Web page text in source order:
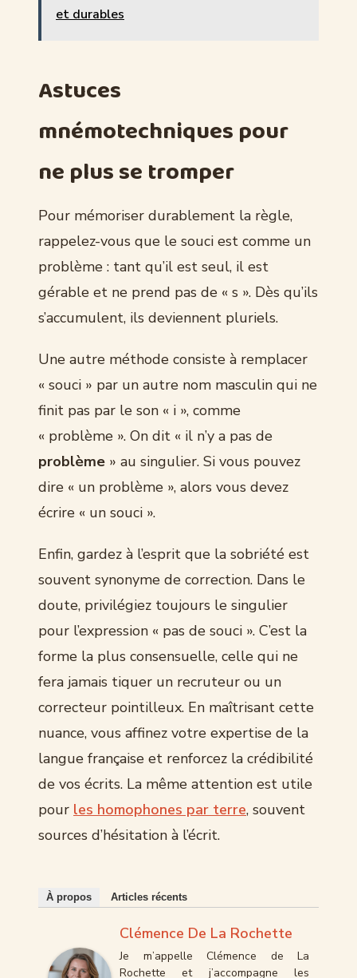
et durables
Astuces
mnémotechniques pour
ne plus se tromper
Pour mémoriser durablement la règle,
rappelez-vous que le souci est comme un
problème : tant qu’il est seul, il est
gérable et ne prend pas de « s ». Dès qu’ils
s’accumulent, ils deviennent pluriels.
Une autre méthode consiste à remplacer
« souci » par un autre nom masculin qui ne
finit pas par le son « i », comme
« problème ». On dit « il n’y a pas de
problème » au singulier. Si vous pouvez
dire « un problème », alors vous devez
écrire « un souci ».
Enfin, gardez à l’esprit que la sobriété est
souvent synonyme de correction. Dans le
doute, privilégiez toujours le singulier
pour l’expression « pas de souci ». C’est la
forme la plus consensuelle, celle qui ne
fera jamais tiquer un recruteur ou un
correcteur pointilleux. En maîtrisant cette
nuance, vous affinez votre expertise de la
langue française et renforcez la crédibilité
de vos écrits. La même attention est utile
pour les homophones par terre, souvent
sources d’hésitation à l’écrit.
À propos Articles récents
Clémence De La Rochette
Je m’appelle Clémence de La
Rochette et j’accompagne les